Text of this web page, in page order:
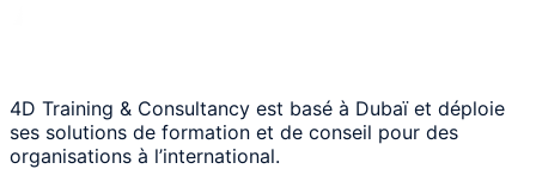
4D Training & Consultancy est basé à Dubaï et déploie
ses solutions de formation et de conseil pour des
organisations à l’international.